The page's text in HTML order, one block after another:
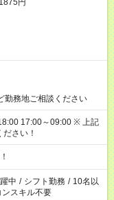
円
務地ご相談ください
17:00～09:00 ※ 上記
さい！
中 / シフト勤務 / 10名以
ンスキル不要